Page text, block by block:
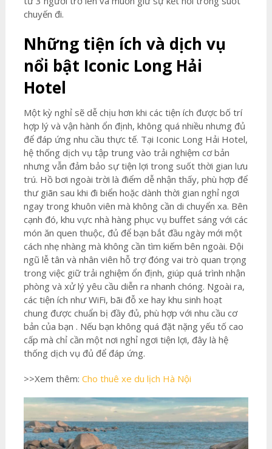
chuyến đi.
Những tiện ích và dịch vụ
nổi bật Iconic Long Hải
Hotel
Một kỳ nghỉ sẽ dễ chịu hơn khi các tiện ích được bố trí
hợp lý và vận hành ổn định, không quá nhiều nhưng đủ
để đáp ứng nhu cầu thực tế. Tại Iconic Long Hải Hotel,
hệ thống dịch vụ tập trung vào trải nghiệm cơ bản
nhưng vẫn đảm bảo sự tiện lợi trong suốt thời gian lưu
trú. Hồ bơi ngoài trời là điểm dễ nhận thấy, phù hợp để
thư giãn sau khi đi biển hoặc dành thời gian nghỉ ngơi
ngay trong khuôn viên mà không cần di chuyển xa. Bên
cạnh đó, khu vực nhà hàng phục vụ buffet sáng với các
món ăn quen thuộc, đủ để bạn bắt đầu ngày mới một
cách nhẹ nhàng mà không cần tìm kiếm bên ngoài. Đội
ngũ lễ tân và nhân viên hỗ trợ đóng vai trò quan trọng
trong việc giữ trải nghiệm ổn định, giúp quá trình nhận
phòng và xử lý yêu cầu diễn ra nhanh chóng. Ngoài ra,
các tiện ích như WiFi, bãi đỗ xe hay khu sinh hoạt
chung được chuẩn bị đầy đủ, phù hợp với nhu cầu cơ
bản của bạn . Nếu bạn không quá đặt nặng yếu tố cao
cấp mà chỉ cần một nơi nghỉ ngơi tiện lợi, đây là hệ
thống dịch vụ đủ để đáp ứng.
>>Xem thêm: Cho thuê xe du lịch Hà Nội